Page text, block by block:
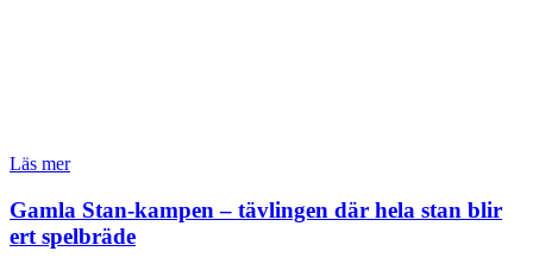
Läs mer
Gamla Stan-kampen – tävlingen där hela stan blir
ert spelbräde